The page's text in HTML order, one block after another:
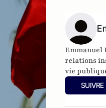
Emmanuel
relations
vie
SUIVRE